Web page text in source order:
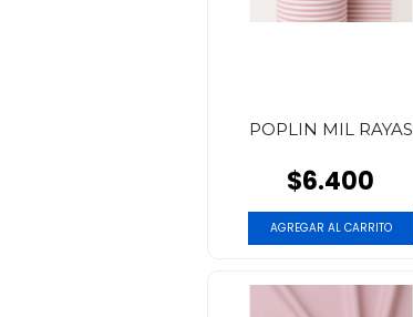
POPLIN MIL RAYAS
$6.400
AGREGAR AL CARRITO